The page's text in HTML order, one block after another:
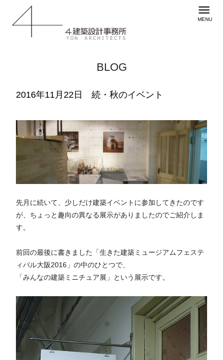
BLOG
2016年11月22日 続・秋のイベント
先月に続いて、少しだけ建築イベントに参加してきたのです
が、ちょっと趣向の異なる展示がありましたのでご紹介しま
す。
前回の最後に書きました「生きた建築ミュージアムフェステ
ィバル大阪2016」の中のひとつで、
「みんなの建築ミニチュア展」という展示です。